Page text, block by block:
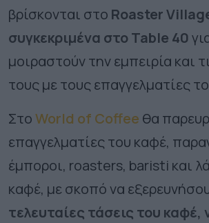
βρίσκονται στο Roaster
συγκεκριμένα στοTable 40
μοιραστούν την εμπειρία και
τους με τους επαγγελματίες
ΣτοWorld of Coffee θα
επαγγελματίες του καφέ,
έμποροι, roasters, baristi και
καφέ, με σκοπό να
τελευταίες τάσεις του καφέ,